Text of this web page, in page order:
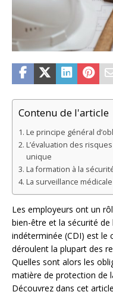
Contenu de l'article
Le principe général
L’évaluation des
unique
La formation à la
La surveillance
Les employeurs ont un
bien-être et la sécurité
indéterminée (CDI) est le
déroulent la plupart des
Quelles sont alors les
matière de protection de
Découvrez dans cet